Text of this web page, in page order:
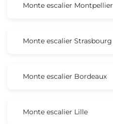
Monte escalier Montpellier
Monte escalier Strasbourg
Monte escalier Bordeaux
Monte escalier Lille